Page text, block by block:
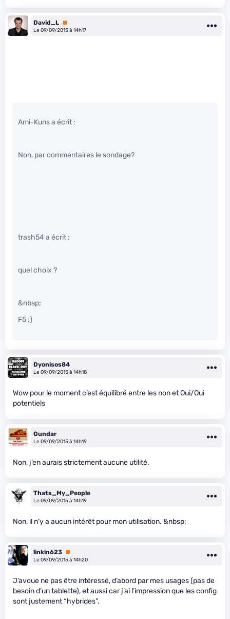
David_L Premium
Le 09/09/2015 à 14h17
Ami-Kuns a écrit :
Non, par commentaires le sondage?
trash54 a écrit :
quel choix ?
&nbsp;
F5 ;)
Dyonisos84
Le 09/09/2015 à 14h18
Wow pour le moment c’est équilibré entre les non et Oui/Oui
potentiels
Gundar
Le 09/09/2015 à 14h19
Non, j’en aurais strictement aucune utilité.
Thats_My_People
Le 09/09/2015 à 14h19
Non, il n’y a aucun intérêt pour mon utilisation. &nbsp;
linkin623 Premium
Le 09/09/2015 à 14h20
J’avoue ne pas être intéressé, d’abord par mes usages (pas de
besoin d’un tablette), et aussi car j’ai l’impression que les config
sont justement “hybrides”.